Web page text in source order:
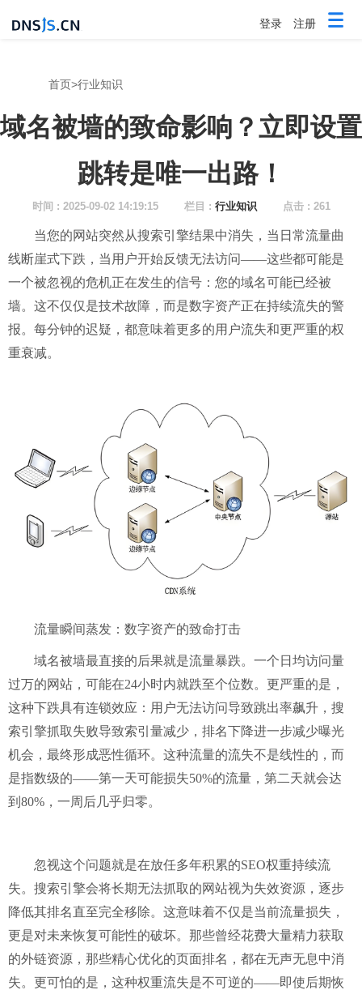
登录 注册
首页 >行业知识
域名被墙的致命影响？立即设置
跳转是唯一出路！
时间 : 2025-09-02 14:19:15 栏目 : 行业知识 点击 : 261
当您的网站突然从搜索引擎结果中消失，当日常流量曲
线断崖式下跌，当用户开始反馈无法访问——这些都可能是
一个被忽视的危机正在发生的信号：您的域名可能已经被
墙。这不仅仅是技术故障，而是数字资产正在持续流失的警
报。每分钟的迟疑，都意味着更多的用户流失和更严重的权
重衰减。
流量瞬间蒸发：数字资产的致命打击
域名被墙最直接的后果就是流量暴跌。一个日均访问量
过万的网站，可能在24小时内就跌至个位数。更严重的是，
这种下跌具有连锁效应：用户无法访问导致跳出率飙升，搜
索引擎抓取失败导致索引量减少，排名下降进一步减少曝光
机会，最终形成恶性循环。这种流量的流失不是线性的，而
是指数级的——第一天可能损失50%的流量，第二天就会达
到80%，一周后几乎归零。
忽视这个问题就是在放任多年积累的SEO权重持续流
失。搜索引擎会将长期无法抓取的网站视为失效资源，逐步
降低其排名直至完全移除。这意味着不仅是当前流量损失，
更是对未来恢复可能性的破坏。那些曾经花费大量精力获取
的外链资源，那些精心优化的页面排名，都在无声无息中消
失。更可怕的是，这种权重流失是不可逆的——即使后期恢